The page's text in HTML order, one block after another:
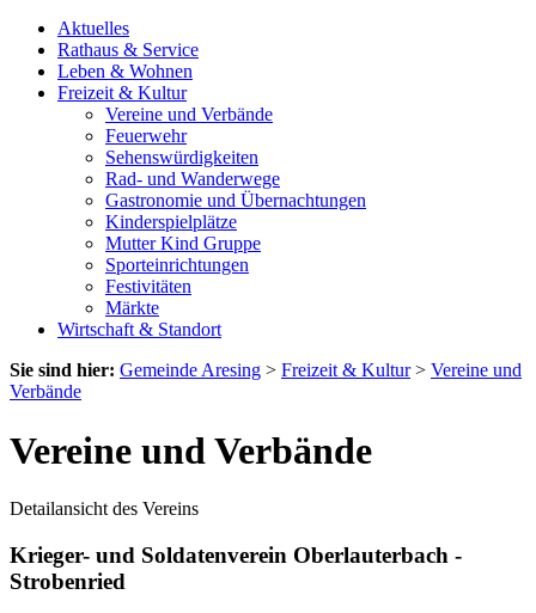
Aktuelles
Rathaus & Service
Leben & Wohnen
Freizeit & Kultur
Vereine und Verbände
Feuerwehr
Sehenswürdigkeiten
Rad- und Wanderwege
Gastronomie und Übernachtungen
Kinderspielplätze
Mutter Kind Gruppe
Sporteinrichtungen
Festivitäten
Märkte
Wirtschaft & Standort
Sie sind hier: Gemeinde Aresing > Freizeit & Kultur> Vereine und
Verbände
Vereine und Verbände
Detailansicht des Vereins
Krieger- und Soldatenverein Oberlauterbach -
Strobenried